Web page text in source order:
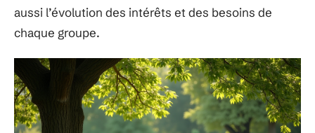
aussi l’évolution des intérêts et des besoins de
chaque groupe.